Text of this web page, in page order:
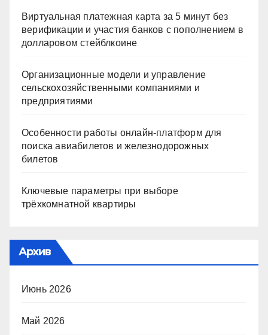
Виртуальная платежная карта за 5 минут без
верификации и участия банков с пополнением в
долларовом стейблкоине
Организационные модели и управление
сельскохозяйственными компаниями и
предприятиями
Особенности работы онлайн-платформ для
поиска авиабилетов и железнодорожных
билетов
Ключевые параметры при выборе
трёхкомнатной квартиры
Архив
Июнь 2026
Май 2026